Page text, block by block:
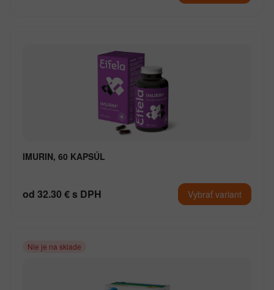
IMURIN, 60 KAPSÚL
od 32.30 € s DPH Vybrať variant
Nie je na sklade